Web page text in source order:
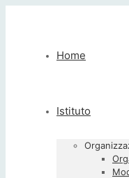
Home
Istituto